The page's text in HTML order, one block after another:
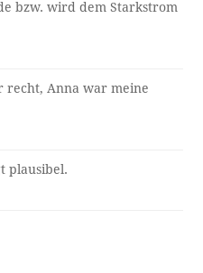
bzw. wird dem Starkstrom
recht, Anna war meine
plausibel.